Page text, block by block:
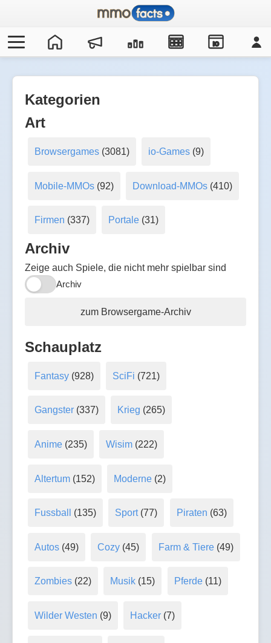
IO
Kategorien
Art
Browsergames(3081) io-Games (9)
Mobile-MMOs(92) Download-MMOs (410)
Firmen (337) Portale (31)
Archiv
Zeige auch Spiele, die nicht mehr spielbar sind
Archiv
zum Browsergame-Archiv
Schauplatz
Fantasy(928) SciFi (721)
Gangster(337) Krieg (265)
Anime(235) Wisim (222)
Altertum(152) Moderne (2)
Fussball (135) Sport(77) Piraten (63)
Autos(49) Cozy (45) Farm & Tiere(49)
Zombies(22) Musik (15) Pferde(11)
Wilder Westen (9) Hacker (7)